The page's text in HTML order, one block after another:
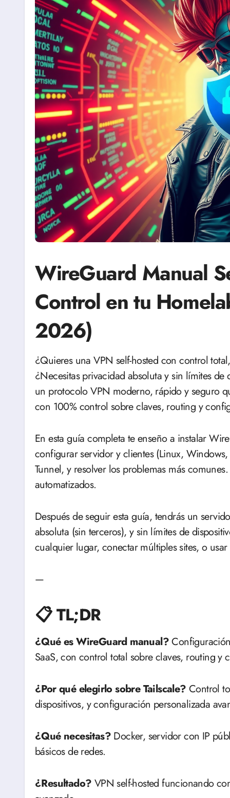
WireGuard Manual
Control en tu
2026)
¿Quieres una VPN self-hosted con control
¿Necesitas privacidad absoluta y sin límites de
un protocolo VPN moderno, rápido y seguro
con 100% control sobre claves, routing y
En esta guía completa te enseño a instalar
configurar servidor y clientes (Linux,
Tunnel, y resolver los problemas más
automatizados.
Después de seguir esta guía, tendrás un
absoluta (sin terceros), y sin límites de
cualquier lugar, conectar múltiples sites, o
—
📋 TL;DR
¿Qué es WireGuard manual?
SaaS, con control total sobre claves, routing y
¿Por qué elegirlo sobre Tailscale? Control
dispositivos, y configuración personalizada
¿Qué necesitas? Docker, servidor con IP
básicos de redes.
¿Resultado? VPN self-hosted funcionando